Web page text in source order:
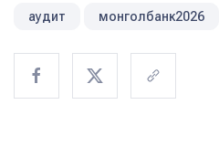
аудит монголбанк2026